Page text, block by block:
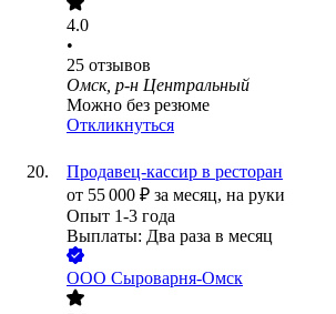
4.0
•
25 отзывов
Омск, р-н Центральный
Можно без резюме
Откликнуться
Продавец-кассир в ресторан
от 55 000 ₽ за месяц, на руки
Опыт 1-3 года
Выплаты: Два раза в месяц
ООО Сыроварня-Омск